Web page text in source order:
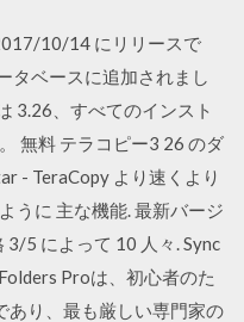
10/14 にリリースで
タベースに追加されまし
3.26、すべてのインスト
無料 テラコピー3 26 のダ
- TeraCopy より速くより
うに 主な機能. 最新バージ
3/5 によって 10 人々. Sync
Proは、初心者のた
あり、最も厳しい専門家の